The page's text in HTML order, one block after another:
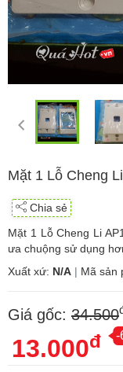
Mặt 1 Lỗ Cheng
Chia sẻ
Mặt 1 Lỗ Cheng Li
ưa chuộng sử dụng
Xuất xứ: N/A | Mã sản
Giá gốc: 34.500
13.000đ -